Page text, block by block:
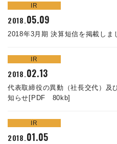
IR
2018.05.09
2018年3月期 決算短信を掲載しま
IR
2018.02.13
代表取締役の異動（社長交代）及
知らせ[PDF 80kb]
IR
2018.01.05